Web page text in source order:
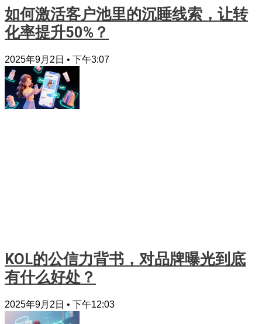
如何激活客户池里的沉睡线索，让转
化率提升50%？
2025年9月2日 下午3:07
KOL的公信力背书，对品牌曝光到底
有什么好处？
2025年9月2日 下午12:03